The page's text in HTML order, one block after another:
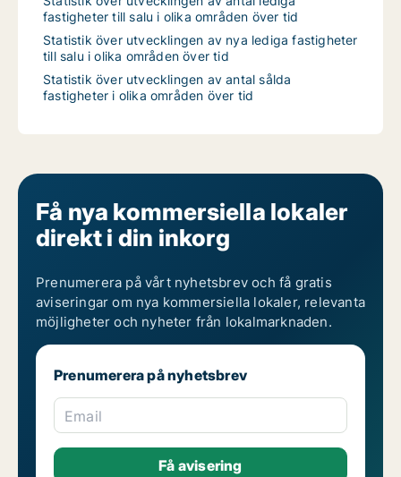
fastigheter till salu i olika områden över tid
Statistik över utvecklingen av nya lediga fastigheter
till salu i olika områden över tid
Statistik över utvecklingen av antal sålda
fastigheter i olika områden över tid
Få nya kommersiella lokaler
direkt i din inkorg
Prenumerera på vårt nyhetsbrev och få gratis
aviseringar om nya kommersiella lokaler, relevanta
möjligheter och nyheter från lokalmarknaden.
Prenumerera på nyhetsbrev
Email